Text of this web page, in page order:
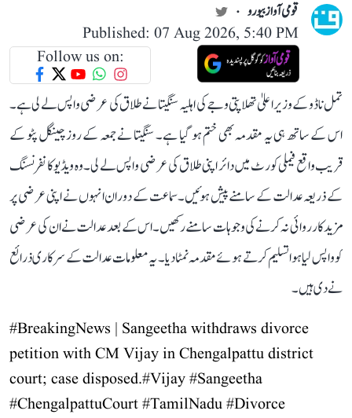
قومی آواز بیورو
Published: 07 Aug 2026, 5:40 PM
Follow us on:
تمل ناڈو کے وزیر اعلیٰ تھلاپتی وجے کی اہلیہ سنگیتا نے طلاق کی عرضی واپس لے لی ہے۔
اس کے ساتھ ہی یہ مقدمہ بھی ختم ہو گیا ہے۔ سنگیتا نے جمعہ کے روز چینگل پٹو کے
قریب واقع فیملی کورٹ میں دائر اپنی طلاق کی عرضی واپس لے لی۔ وہ ویڈیو کانفرنسنگ
کے ذریعہ عدالت کے سامنے پیش ہوئیں۔ سماعت کے دوران انہوں نے اپنی عرضی پر
مزید کارروائی نہ کرنے کی وجوہات سامنے رکھیں۔ اس کے بعد عدالت نے ان کی عرضی
کو واپس لیا ہوا تسلیم کرتے ہوئے مقدمہ نمٹا دیا۔ یہ معلومات عدالت کے سرکاری ذرائع
نے دی ہیں۔
#BreakingNews | Sangeetha withdraws divorce
petition with CM Vijay in Chengalpattu district
court; case disposed.#Vijay#Sangeetha
#ChengalpattuCourt#TamilNadu#Divorce